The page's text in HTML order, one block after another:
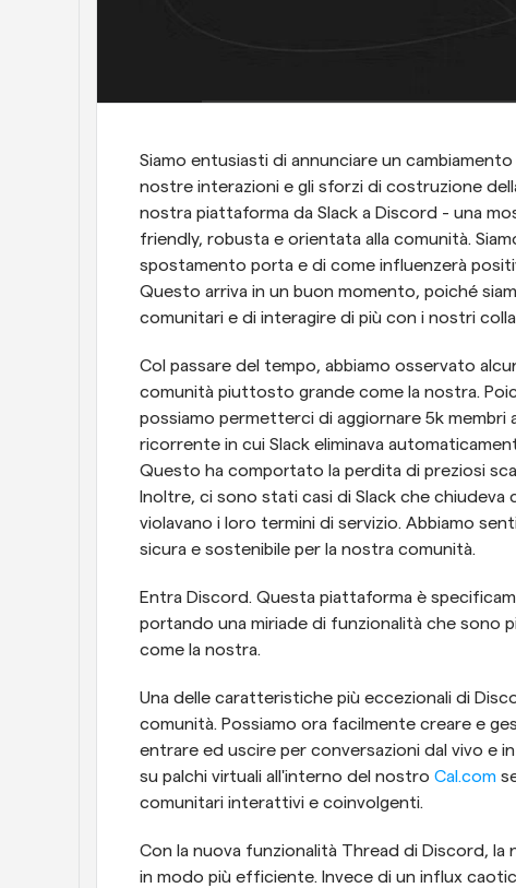
Siamo entusiasti di annunciare un
nostre interazioni e gli sforzi di costruzione
nostra piattaforma da Slack a Discord - una
friendly, robusta e orientata alla comunità.
spostamento porta e di come influenzerà
Questo arriva in un buon momento, poiché
comunitari e di interagire di più con i nostri
Col passare del tempo, abbiamo osservato
comunità piuttosto grande come la nostra.
possiamo permetterci di aggiornare 5k
ricorrente in cui Slack eliminava
Questo ha comportato la perdita di preziosi
Inoltre, ci sono stati casi di Slack che
violavano i loro termini di servizio. Abbiamo
sicura e sostenibile per la nostra comunità.
Entra Discord. Questa piattaforma è
portando una miriade di funzionalità che sono
come la nostra.
Una delle caratteristiche più eccezionali di
comunità. Possiamo ora facilmente creare e
entrare ed uscire per conversazioni dal vivo e
su palchi virtuali all'interno del nostro Cal.com
comunitari interattivi e coinvolgenti.
Con la nuova funzionalità Thread di Discord,
in modo più efficiente. Invece di un influx